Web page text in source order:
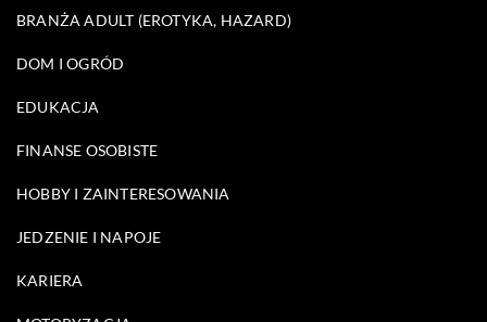
BRANŻA ADULT (EROTYKA, HAZARD)
DOM I OGRÓD
EDUKACJA
FINANSE OSOBISTE
HOBBY I ZAINTERESOWANIA
JEDZENIE I NAPOJE
KARIERA